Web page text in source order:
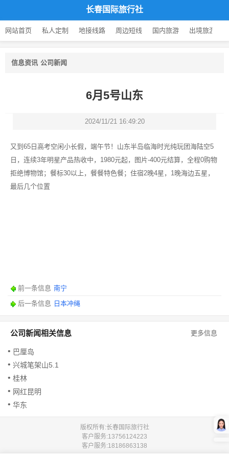
长春国际旅行社
网站首页 私人定制 地接线路 周边短线 国内旅游 出境旅游
信息资讯 公司新闻
6月5号山东
2024/11/21 16:49:20
又到6️5日高考空闲小长假，端午节！山东半岛临海时光纯玩团海陆空5
日，连续3年明星产品热收中，1980元起，图片-400元结算，全程0购物
拒绝博物馆；餐标30以上，餐餐特色餐；住宿2晚4星，1晚海边五星，
最后几个位置
前一条信息 南宁
后一条信息 日本冲绳
更多信息
公司新闻相关信息
巴厘岛
兴城笔架山5.1
桂林
网红昆明
华东
版权所有:长春国际旅行社
客户服务:13756124223
客户服务:18186863138